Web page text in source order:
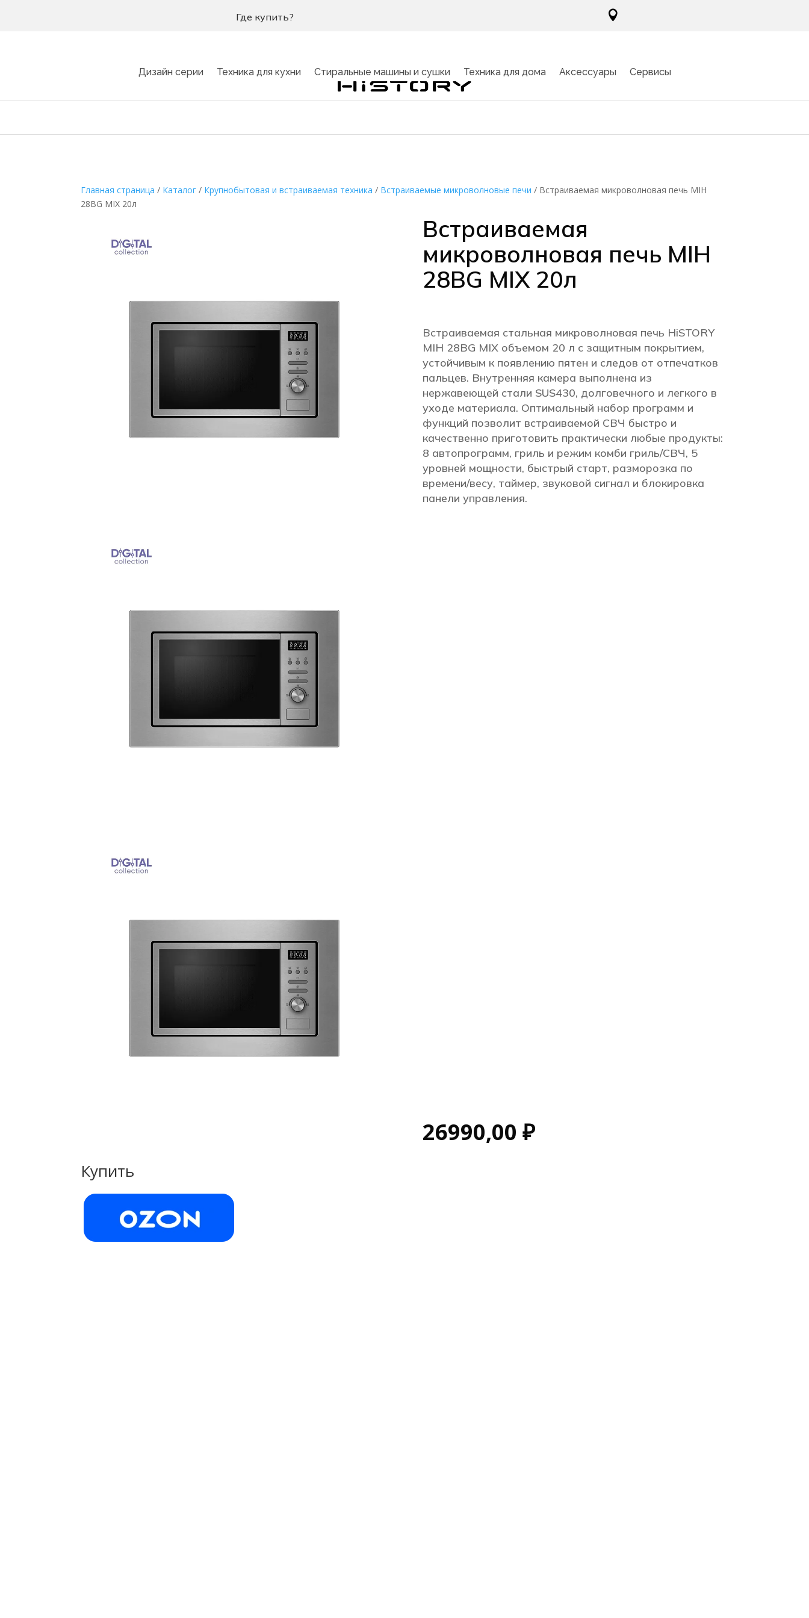

Где купить?
Дизайн серии Техника для кухни Стиральные машины и сушки Техника для дома Аксессуары Сервисы
Главная страница / Каталог / Крупнобытовая и встраиваемая техника / Встраиваемые микроволновые печи / Встраиваемая микроволновая печь MIH
28BG MIX 20л
Встраиваемая
микроволновая печь MIH
28BG MIX 20л
Встраиваемая стальная микроволновая печь HiSTORY
MIH 28BG MIX объемом 20 л с защитным покрытием,
устойчивым к появлению пятен и следов от отпечатков
пальцев. Внутренняя камера выполнена из
нержавеющей стали SUS430, долговечного и легкого в
уходе материала. Оптимальный набор программ и
функций позволит встраиваемой СВЧ быстро и
качественно приготовить практически любые продукты:
8 автопрограмм, гриль и режим комби гриль/СВЧ, 5
уровней мощности, быстрый старт, разморозка по
времени/весу, таймер, звуковой сигнал и блокировка
панели управления.
26990,00 ₽
Купить